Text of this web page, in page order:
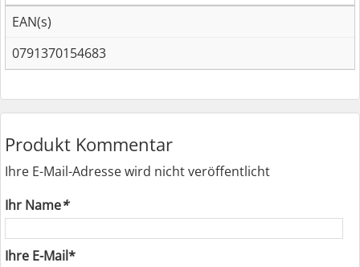
EAN(s)
0791370154683
Produkt Kommentar
Ihre E-Mail-Adresse wird nicht veröffentlicht
Ihr Name*
Ihre E-Mail*